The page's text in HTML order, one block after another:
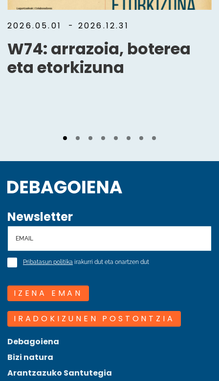
2026.05.01 - 2026.12.31
W74: arrazoia, boterea
eta etorkizuna
Newsletter
Pribatasun politika irakurri dut eta onartzen dut
IZENA EMAN
IRADOKIZUNEN POSTONTZIA
Debagoiena
Bizi natura
Arantzazuko Santutegia